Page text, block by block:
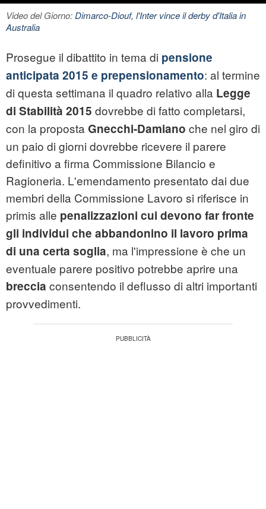
Video del Giorno:Dimarco-Diouf, l'Inter vince il derby d'Italia in
Australia
Prosegue il dibattito in tema di pensione
anticipata 2015 e prepensionamento: al termine
di questa settimana il quadro relativo alla Legge
di Stabilità 2015 dovrebbe di fatto completarsi,
con la proposta Gnecchi-Damiano che nel giro di
un paio di giorni dovrebbe ricevere il parere
definitivo a firma Commissione Bilancio e
Ragioneria. L'emendamento presentato dai due
membri della Commissione Lavoro si riferisce in
primis alle penalizzazioni cui devono far fronte
gli individui che abbandonino il lavoro prima
di una certa soglia, ma l'impressione è che un
eventuale parere positivo potrebbe aprire una
breccia consentendo il deflusso di altri importanti
provvedimenti.